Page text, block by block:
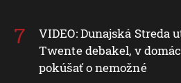
VIDEO: Dunajská Streda
Twente debakel, v
pokúšať o nemožné